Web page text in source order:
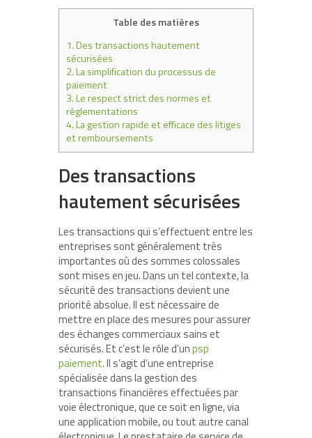
Table des matières
1.Des transactions hautement
sécurisées
2.La simplification du processus de
paiement
3.Le respect strict des normes et
règlementations
4.La gestion rapide et efficace des litiges
et remboursements
Des transactions
hautement sécurisées
Les transactions qui s’effectuent entre les
entreprises sont généralement très
importantes où des sommes colossales
sont mises en jeu. Dans un tel contexte, la
sécurité des transactions devient une
priorité absolue. Il est nécessaire de
mettre en place des mesures pour assurer
des échanges commerciaux sains et
sécurisés. Et c’est le rôle d’unpsp
paiement. Il s’agit d’une entreprise
spécialisée dans la gestion des
transactions financières effectuées par
voie électronique, que ce soit en ligne, via
une application mobile, ou tout autre canal